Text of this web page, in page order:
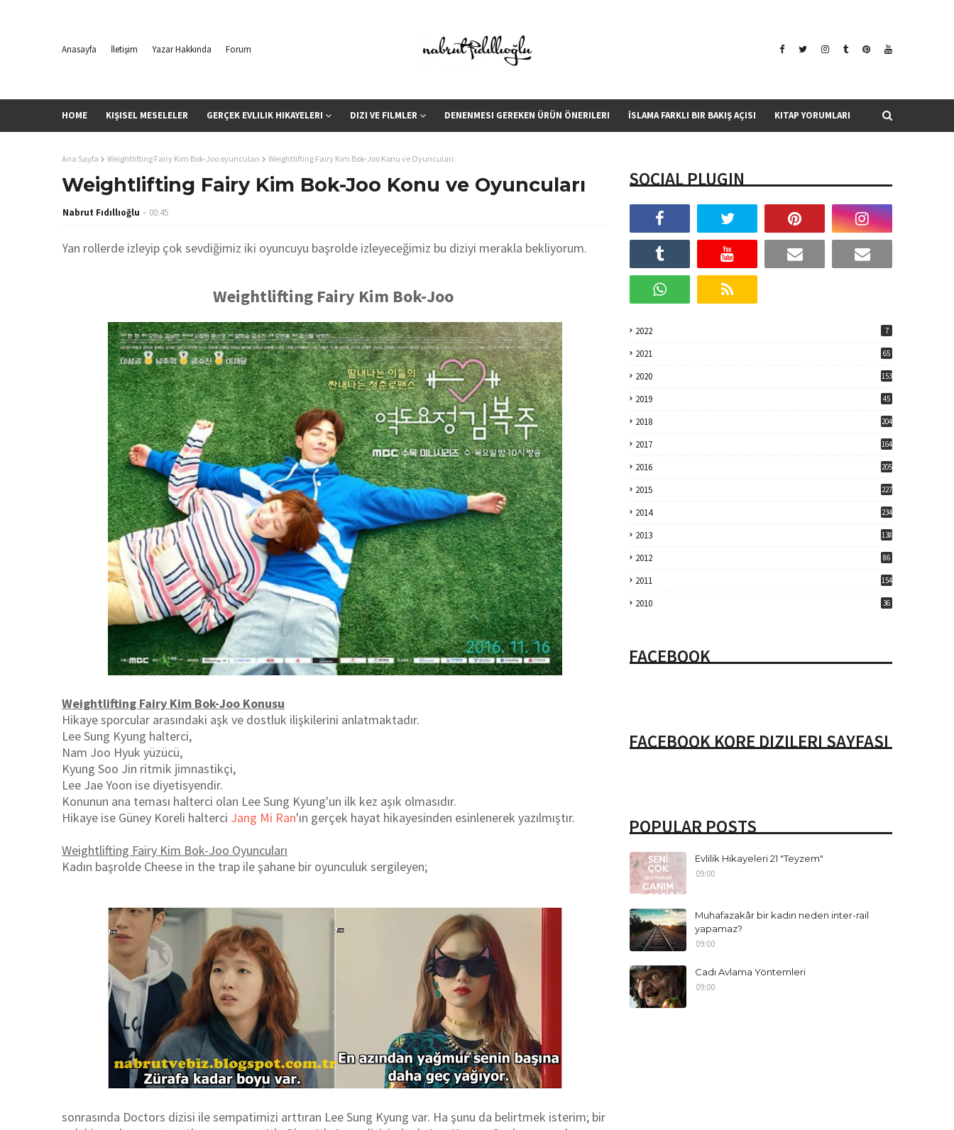
Anasayfa İletişim Yazar Hakkında Forum
HOME KIŞISEL MESELELER GERÇEK EVLILIK HIKAYELERI DIZI VE FILMLER DENENMESI GEREKEN ÜRÜN ÖNERILERI İSLAMA FARKLI BIR BAKIŞ AÇISI KITAP YORUMLARI
Ana Sayfa Weightlifting Fairy Kim Bok-Joo oyuncuları Weightlifting Fairy Kim Bok-Joo Konu ve Oyuncuları
Weightlifting Fairy Kim Bok-Joo Konu ve Oyuncuları
Nabrut Fıdıllıoğlu 00:45
Yan rollerde izleyip çok sevdiğimiz iki oyuncuyu başrolde izleyeceğimiz bu diziyi merakla bekliyorum.
Weightlifting Fairy Kim Bok-Joo
Weightlifting Fairy Kim Bok-Joo Konusu
Hikaye sporcular arasındaki aşk ve dostluk ilişkilerini anlatmaktadır.
Lee Sung Kyung halterci,
Nam Joo Hyuk yüzücü,
Kyung Soo Jin ritmik jimnastikçi,
Lee Jae Yoon ise diyetisyendir.
Konunun ana teması halterci olan Lee Sung Kyung'un ilk kez aşık olmasıdır.
Hikaye ise Güney Koreli halterci Jang Mi Ran'ın gerçek hayat hikayesinden esinlenerek yazılmıştır.
Weightlifting Fairy Kim Bok-Joo Oyuncuları
Kadın başrolde Cheese in the trap ile şahane bir oyunculuk sergileyen;
sonrasında Doctors dizisi ile sempatimizi arttıran Lee Sung Kyung var. Ha şunu da belirtmek isterim; bir
SOCIAL PLUGIN
2022 7
2021 65
2020 153
2019 45
2018 204
2017 164
2016 205
2015 227
2014 234
2013 138
2012 86
2011 154
2010 36
FACEBOOK
FACEBOOK KORE DIZILERI SAYFASI
POPULAR POSTS
Evlilik Hikayeleri 21 "Teyzem"
09:00
Muhafazakâr bir kadın neden inter-rail
yapamaz?
09:00
Cadı Avlama Yöntemleri
09:00